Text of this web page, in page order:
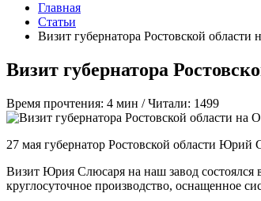
Главная
Статьи
Визит губернатора Ростовской
Визит губернатора
Время прочтения: 4 мин /Читали: 1499
27 мая губернатор Ростовской области
Визит Юрия Слюсаря на наш завод состоялся
круглосуточное производство, оснащенное